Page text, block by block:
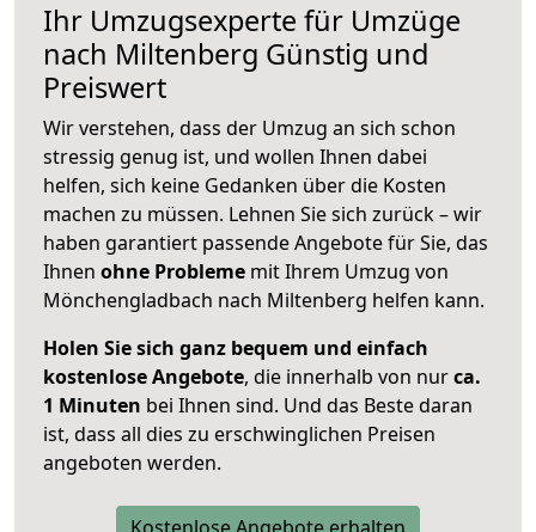
Ihr Umzugsexperte für Umzüge
nach Miltenberg Günstig und
Preiswert
Wir verstehen, dass der Umzug an sich schon
stressig genug ist, und wollen Ihnen dabei
helfen, sich keine Gedanken über die Kosten
machen zu müssen. Lehnen Sie sich zurück – wir
haben garantiert passende Angebote für Sie, das
Ihnen ohne Probleme mit Ihrem Umzug von
Mönchengladbach nach Miltenberg helfen kann.
Holen Sie sich ganz bequem und einfach
kostenlose Angebote, die innerhalb von nurca.
1 Minuten bei Ihnen sind. Und das Beste daran
ist, dass all dies zu erschwinglichen Preisen
angeboten werden.